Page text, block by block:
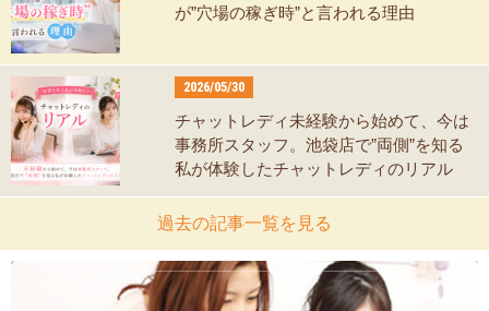
が”穴場の稼ぎ時”と言われる理由
2026/05/30
チャットレディ未経験から始めて、今は
事務所スタッフ。池袋店で”両側”を知る
私が体験したチャットレディのリアル
過去の記事一覧を見る